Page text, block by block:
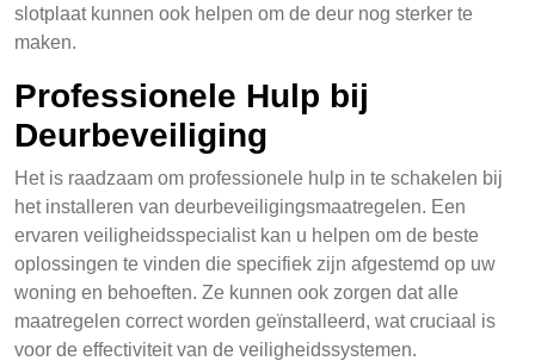
slotplaat kunnen ook helpen om de deur nog sterker te
maken.
Professionele Hulp bij
Deurbeveiliging
Het is raadzaam om professionele hulp in te schakelen bij
het installeren van deurbeveiligingsmaatregelen. Een
ervaren veiligheidsspecialist kan u helpen om de beste
oplossingen te vinden die specifiek zijn afgestemd op uw
woning en behoeften. Ze kunnen ook zorgen dat alle
maatregelen correct worden geïnstalleerd, wat cruciaal is
voor de effectiviteit van de veiligheidssystemen.